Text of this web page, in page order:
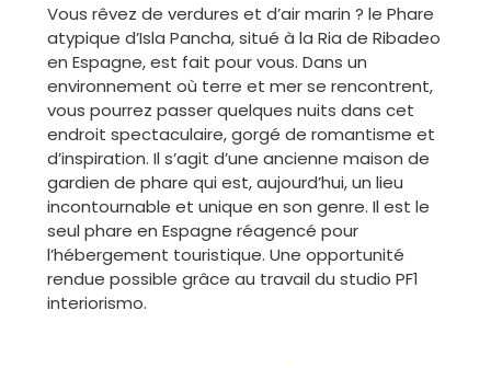
Vous rêvez de verdures et d’air marin ? le Phare
atypique d’Isla Pancha, situé à la Ria de Ribadeo
en Espagne, est fait pour vous. Dans un
environnement où terre et mer se rencontrent,
vous pourrez passer quelques nuits dans cet
endroit spectaculaire, gorgé de romantisme et
d’inspiration. Il s’agit d’une ancienne maison de
gardien de phare qui est, aujourd’hui, un lieu
incontournable et unique en son genre. Il est le
seul phare en Espagne réagencé pour
l’hébergement touristique. Une opportunité
rendue possible grâce au travail du studio PF1
interiorismo.